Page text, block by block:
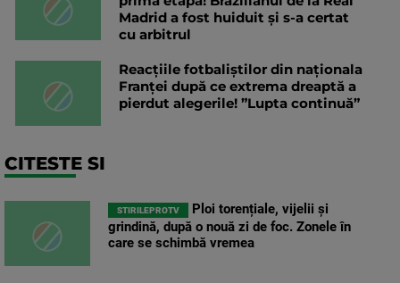
Madrid a fost huiduit și s-a certat
cu arbitrul
Reacțiile fotbaliștilor din naționala
Franței după ce extrema dreaptă a
pierdut alegerile! ”Lupta continuă”
CITESTE SI
STIRILEPROTV
Ploi torențiale, vijelii și
grindină, după o nouă zi de foc. Zonele în
care se schimbă vremea